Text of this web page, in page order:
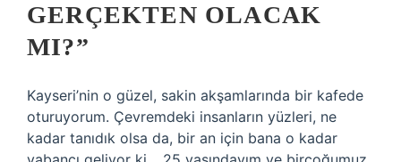
GERÇEKTEN OLACAK
MI?”
Kayseri’nin o güzel, sakin akşamlarında bir kafede
oturuyorum. Çevremdeki insanların yüzleri, ne
kadar tanıdık olsa da, bir an için bana o kadar